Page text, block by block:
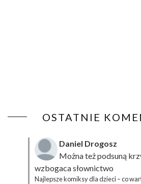
OSTATNIE
Daniel Drogosz
Można też podsuną
wzbogaca słownictwo
Najlepsze komiksy dla dzieci – co